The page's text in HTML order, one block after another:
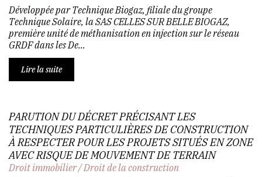
Développée par Technique Biogaz, filiale du groupe
Technique Solaire, la SAS CELLES SUR BELLE BIOGAZ,
première unité de méthanisation en injection sur le réseau
GRDF dans les De...
Lire la suite
PARUTION DU DÉCRET PRÉCISANT LES
TECHNIQUES PARTICULIÈRES DE CONSTRUCTION
À RESPECTER POUR LES PROJETS SITUÉS EN ZONE
AVEC RISQUE DE MOUVEMENT DE TERRAIN
Droit immobilier/Droit de la construction